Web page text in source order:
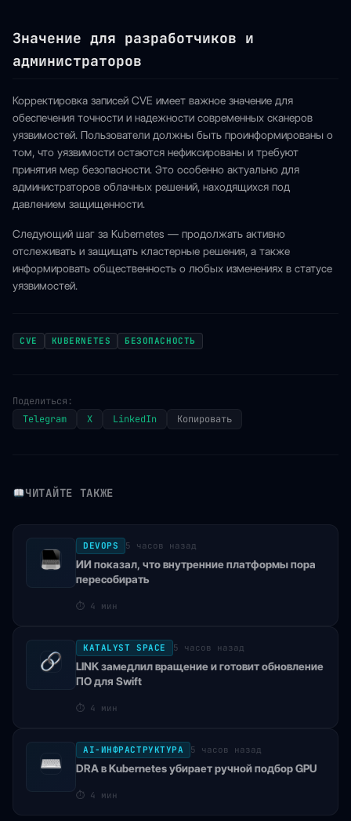
Значение для разработчиков и
администраторов
Корректировка записей CVE имеет важное значение для
обеспечения точности и надежности современных сканеров
уязвимостей. Пользователи должны быть проинформированы о
том, что уязвимости остаются нефиксированы и требуют
принятия мер безопасности. Это особенно актуально для
администраторов облачных решений, находящихся под
давлением защищенности.
Следующий шаг за Kubernetes — продолжать активно
отслеживать и защищать кластерные решения, а также
информировать общественность о любых изменениях в статусе
уязвимостей.
CVE KUBERNETES БЕЗОПАСНОСТЬ
Поделиться:
Telegram
X LinkedIn Копировать
ЧИТАЙТЕ ТАКЖЕ
DEVOPS 5 часов назад
ИИ показал, что внутренние платформы пора
пересобирать
⏱ 4 мин
KATALYST SPACE 5 часов назад
LINK замедлил вращение и готовит обновление
ПО для Swift
⏱ 4 мин
AI-ИНФРАСТРУКТУРА 5 часов назад
DRA в Kubernetes убирает ручной подбор GPU
⏱ 4 мин